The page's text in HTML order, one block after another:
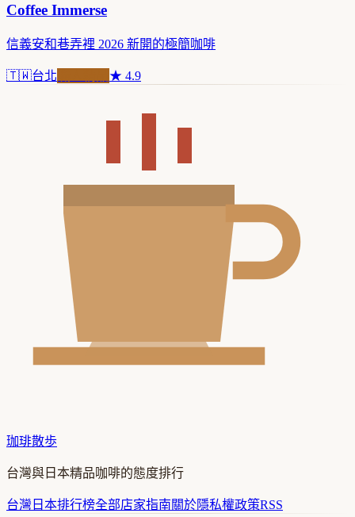
Coffee Immerse
信義安和巷弄裡 2026 新開的極簡咖啡
🇹🇼台北 ★ 4.9
珈琲散歩
台灣與日本精品咖啡的態度排行
台灣 日本排行榜全部店家指南關於隱私權政策RSS